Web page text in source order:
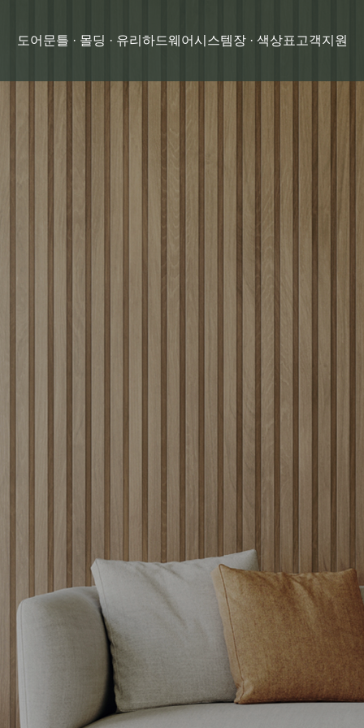
도어 문틀 · 몰딩 · 유리 하드웨어시스템장 · 색상표 고객지원